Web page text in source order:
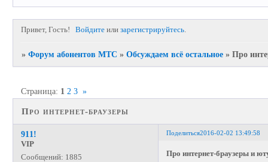
Привет, Гость! Войдите илизарегистрируйтесь.
»Форум абонентов МТС »Обсуждаем всё остальное »Про
Про интернет-браузеры
Страница: 1 2 3 »
Поделиться2016-02-02 13:49:58
911!
VIP
Сообщений: 1885
Про интернет-браузеры и